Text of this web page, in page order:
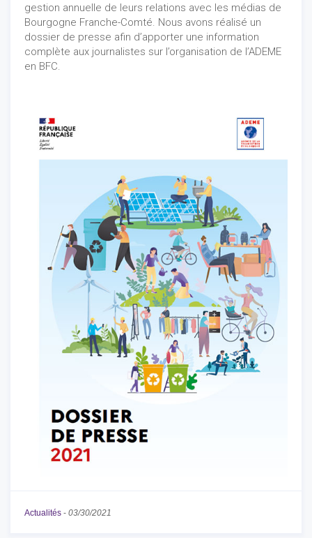
gestion annuelle de leurs relations avec les médias de
Bourgogne Franche-Comté. Nous avons réalisé un
dossier de presse afin d’apporter une information
complète aux journalistes sur l’organisation de l’ADEME
en BFC.
Actualités - 03/30/2021